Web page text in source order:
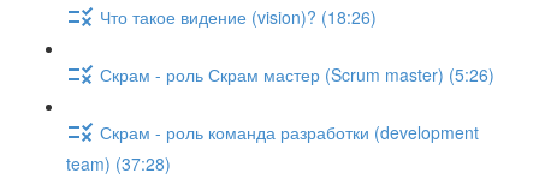
Что такое видение (vision)? (18:26)
Скрам - роль Скрам мастер (Scrum master) (5:26)
Скрам - роль команда разработки (development
team) (37:28)